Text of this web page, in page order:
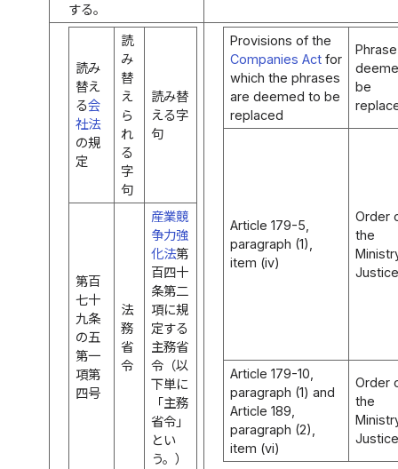
する。
読み
替え
る会
社法
の規
定
読
み
替
え
ら
れ
る
字
句
読み替
える字
句
第百
七十
九条
の五
第一
項第
四号
法
務
省
令
産業競
争力強
化法第
百四十
条第二
項に規
定する
主務省
令（以
下単に
「主務
省令」
とい
う。）
Provisions of the
Companies Actfor
which the phrases
are deemed to be
replaced
Phrase
be
Article 179-5,
paragraph (1),
item (iv)
Order
the
Justice
Article 179-10,
paragraph (1) and
Article 189,
paragraph (2),
item (vi)
Order
the
Justice